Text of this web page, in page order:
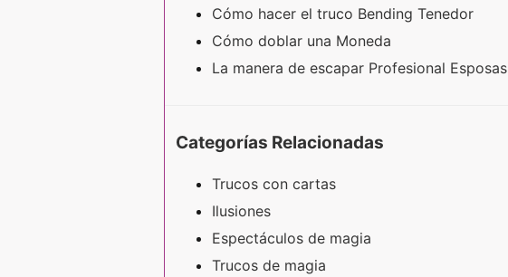
Cómo hacer el truco Bending Tenedor
Cómo doblar una Moneda
La manera de escapar Profesional Esposas
Categorías Relacionadas
Trucos con cartas
Ilusiones
Espectáculos de magia
Trucos de magia